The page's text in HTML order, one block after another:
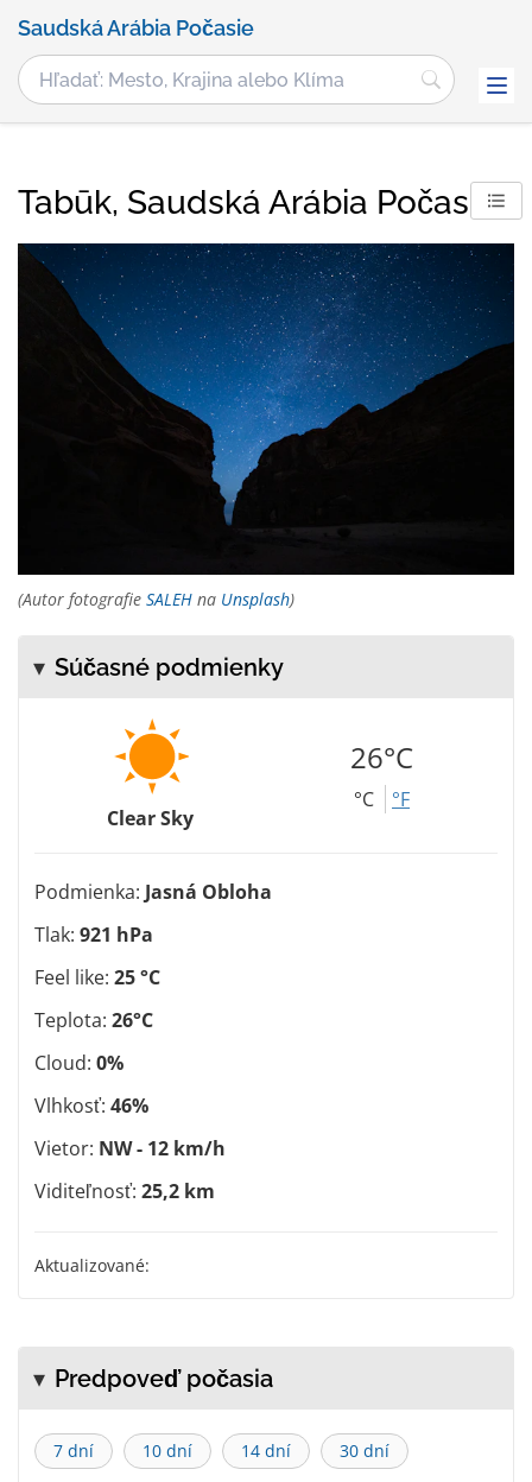
Saudská Arábia Počasie
Tabūk, Saudská Arábia Počasie
(Autor fotografie SALEH na Unsplash)
Súčasné podmienky
Clear Sky
26°C
°C °F
Podmienka: Jasná Obloha
Tlak: 921 hPa
Feel like: 25 °C
Teplota: 26°C
Cloud: 0%
Vlhkosť: 46%
Vietor: NW - 12 km/h
Viditeľnosť: 25,2 km
Aktualizované:
Predpoveď počasia
7 dní 10 dní 14 dní 30 dní